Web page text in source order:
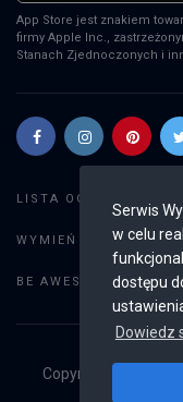
Serwis
w celu
dostępu
Dowiedz
PS5
Saros
PS5
App Store jest znakiem
firmy Apple Inc.,
Stanach Zjednoczonych i
LISTA OGŁOSZEŃ:
WYMIEŃ GRY: Dodaj
BE AWESOME:
Copyright © 2019 -